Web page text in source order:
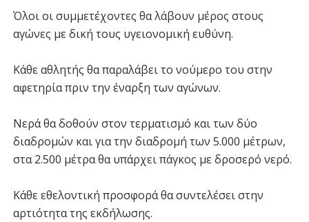
Όλοι οι συμμετέχοντες θα λάβουν μέρος στους
αγώνες με δική τους υγειονομική ευθύνη.
Κάθε αθλητής θα παραλάβει το νούμερο του στην
αφετηρία πριν την έναρξη των αγώνων.
Νερά θα δοθούν στον τερματισμό και των δύο
διαδρομών και για την διαδρομή των 5.000 μέτρων,
στα 2.500 μέτρα θα υπάρχει πάγκος με δροσερό νερό.
Κάθε εθελοντική προσφορά θα συντελέσει στην
αρτιότητα της εκδήλωσης.